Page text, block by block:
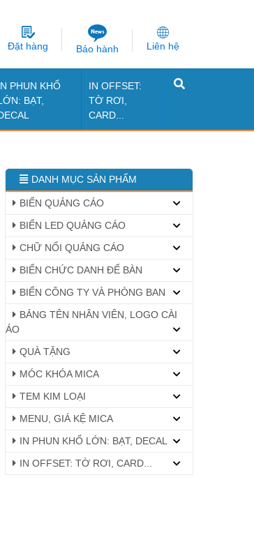
Đặt hàng Bảo hành Liên hệ
PHUN KHỔ
BẠT,
IN OFFSET:
TỜ RƠI,
CARD...
DANH MỤC SẢN PHẨM
BIỂN QUẢNG CÁO
BIỂN LED QUẢNG CÁO
CHỮ NỔI QUẢNG CÁO
BIỂN CHỨC DANH ĐỂ BÀN
BIỂN CÔNG TY VÀ PHÒNG BAN
BẢNG TÊN NHÂN VIÊN, LOGO CÀI
ÁO
QUÀ TẶNG
MÓC KHÓA MICA
TEM KIM LOẠI
MENU, GIÁ KỆ MICA
IN PHUN KHỔ LỚN: BẠT, DECAL
IN OFFSET: TỜ RƠI, CARD...